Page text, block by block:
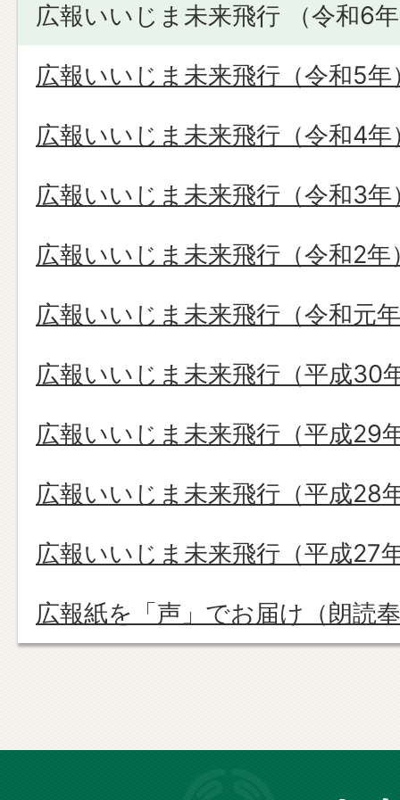
広報いいじま未来飛行 （令和6
広報いいじま未来飛行（令和5年
広報いいじま未来飛行（令和4年
広報いいじま未来飛行（令和3年
広報いいじま未来飛行（令和2年
広報いいじま未来飛行（令和元
広報いいじま未来飛行（平成30
広報いいじま未来飛行（平成29
広報いいじま未来飛行（平成28
広報いいじま未来飛行（平成27
広報紙を「声」でお届け（朗読